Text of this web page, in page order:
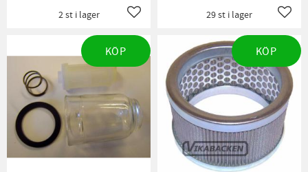
Lägg till i favoriter
2 st i lager 29 st i lager
KÖP KÖP